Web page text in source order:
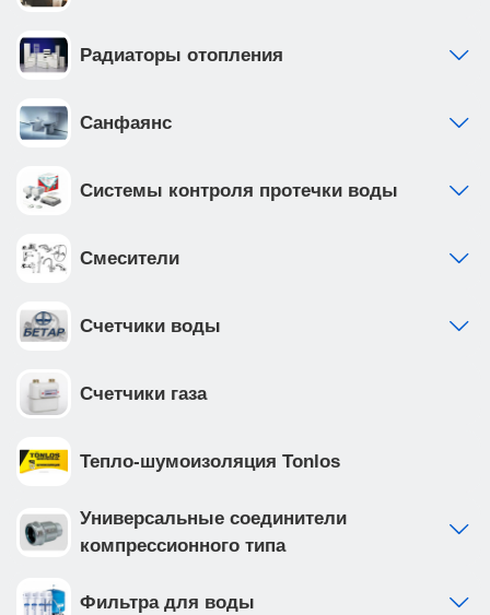
Радиаторы отопления
Санфаянс
Системы контроля протечки воды
Смесители
Счетчики воды
Счетчики газа
Тепло-шумоизоляция Tonlos
Универсальные соединители
компрессионного типа
Фильтра для воды